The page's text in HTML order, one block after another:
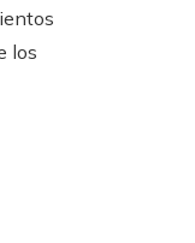
los